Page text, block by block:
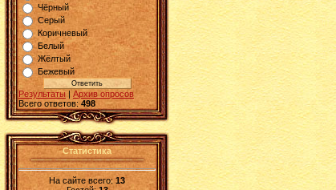
Чёрный
Серый
Коричневый
Белый
Жёлтый
Бежевый
Результаты | Архив опросов
Всего ответов: 498
Статистика
На сайте всего:13